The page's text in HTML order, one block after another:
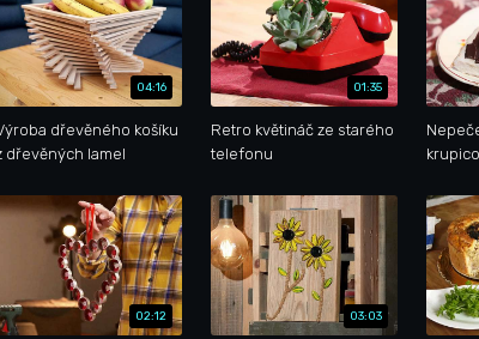
04:16
dřevěného košíku
dřevěných lamel
01:35
Retro květináč ze starého
telefonu
02:12 03:03